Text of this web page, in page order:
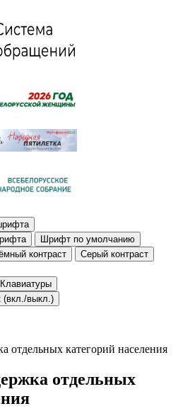
Шрифт по умолчанию
контраст
Серый контраст
(вкл./выкл.)
отдельных категорий населения
отдельных